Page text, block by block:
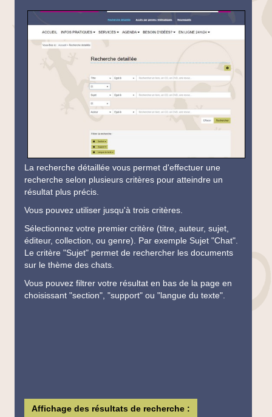
La recherche détaillée vous permet d'effectuer une
recherche selon plusieurs critères pour atteindre un
résultat plus précis.
Vous pouvez utiliser jusqu'à trois critères.
Sélectionnez votre premier critère (titre, auteur, sujet,
éditeur, collection, ou genre). Par exemple Sujet "Chat".
Le critère "Sujet" permet de rechercher les documents
sur le thème des chats.
Vous pouvez filtrer votre résultat en bas de la page en
choisissant "section", "support" ou "langue du texte".
Affichage des résultats de recherche :